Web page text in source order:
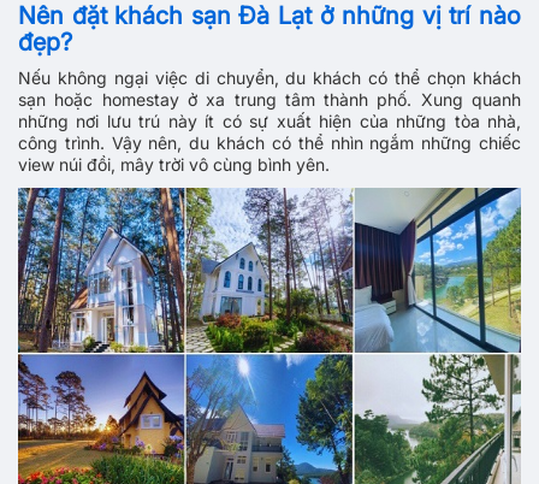
Nên đặt khách sạn Đà Lạt ở những vị trí nào
đẹp?
Nếu không ngại việc di chuyển, du khách có thể chọn khách
sạn hoặc homestay ở xa trung tâm thành phố. Xung quanh
những nơi lưu trú này ít có sự xuất hiện của những tòa nhà,
công trình. Vậy nên, du khách có thể nhìn ngắm những chiếc
view núi đồi, mây trời vô cùng bình yên.